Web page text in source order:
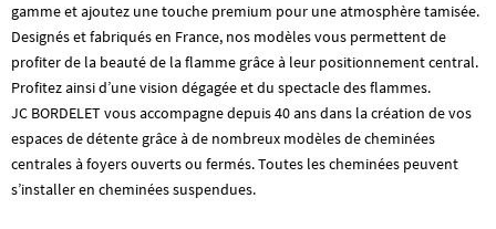
gamme et ajoutez une touche premium pour une atmosphère tamisée.
Designés et fabriqués en France, nos modèles vous permettent de
profiter de la beauté de la flamme grâce à leur positionnement central.
Profitez ainsi d’une vision dégagée et du spectacle des flammes.
JC BORDELET vous accompagne depuis 40 ans dans la création de vos
espaces de détente grâce à de nombreux modèles de cheminées
centrales à foyers ouverts ou fermés. Toutes les cheminées peuvent
s’installer en cheminées suspendues.